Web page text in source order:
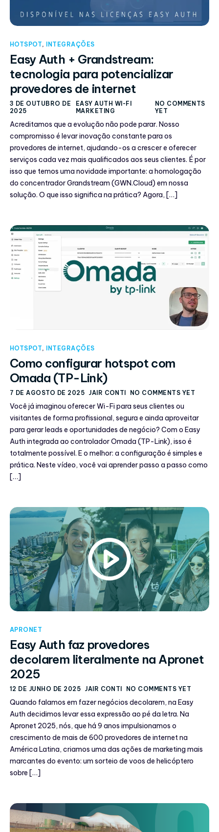
HOTSPOT, INTEGRAÇÕES
Easy Auth + Grandstream:
tecnologia para potencializar
provedores de internet
3 DE OUTUBRO DE
2025
EASY AUTH WI-FI
MARKETING
NO COMMENTS
YET
Acreditamos que a evolução não pode parar. Nosso
compromisso é levar inovação constante para os
provedores de internet, ajudando-os a crescer e oferecer
serviços cada vez mais qualificados aos seus clientes. É por
isso que temos uma novidade importante: a homologação
do concentrador Grandstream (GWN.Cloud) em nossa
solução. O que isso significa na prática? Agora, […]
HOTSPOT, INTEGRAÇÕES
Como configurar hotspot com
Omada (TP-Link)
7 DE AGOSTO DE 2025 JAIR CONTI NO COMMENTS YET
Você já imaginou oferecer Wi-Fi para seus clientes ou
visitantes de forma profissional, segura e ainda aproveitar
para gerar leads e oportunidades de negócio? Com o Easy
Auth integrada ao controlador Omada (TP-Link), isso é
totalmente possível. E o melhor: a configuração é simples e
prática. Neste vídeo, você vai aprender passo a passo como
[…]
APRONET
Easy Auth faz provedores
decolarem literalmente na Apronet
2025
12 DE JUNHO DE 2025 JAIR CONTI NO COMMENTS YET
Quando falamos em fazer negócios decolarem, na Easy
Auth decidimos levar essa expressão ao pé da letra. Na
Apronet 2025, nós, que há 9 anos impulsionamos o
crescimento de mais de 600 provedores de internet na
América Latina, criamos uma das ações de marketing mais
marcantes do evento: um sorteio de voos de helicóptero
sobre […]